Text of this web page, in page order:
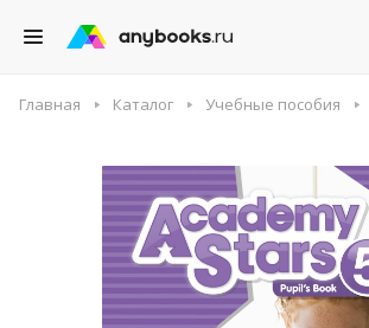
Главная Каталог Учебные пособия